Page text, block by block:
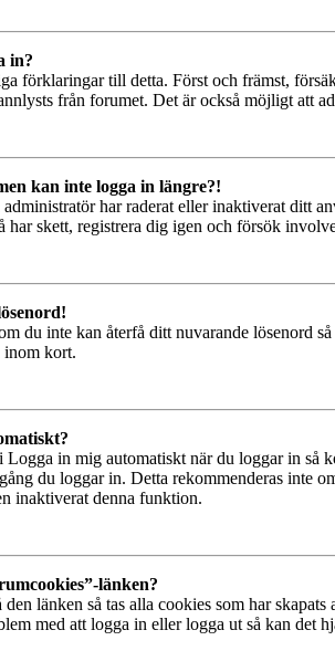
in?
förklaringar till detta. Först och främst,
från forumet. Det är också möjligt att
kan inte logga in längre?!
har raderat eller inaktiverat ditt
har skett, registrera dig igen och försök
du inte kan återfå ditt nuvarande lösenord
inom kort.
Logga in mig automatiskt när du loggar in så
du loggar in. Detta rekommenderas inte
inaktiverat denna funktion.
länken?
länken så tas alla cookies som har
med att logga in eller logga ut så kan det